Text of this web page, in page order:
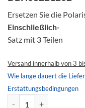
auf
Kundenbewertung
Ersetzen Sie die
Einschließlich-
Satz mit 3 Teilen
Versand innerhalb von 3
Wie lange dauert die
Erstattungsbedingungen